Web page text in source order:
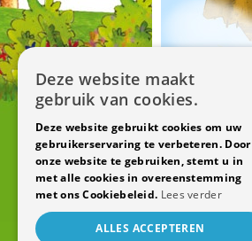
Deze website maakt
gebruik van cookies.
Deze website gebruikt cookies om uw
gebruikerservaring te verbeteren. Door
onze website te gebruiken, stemt u in
met alle cookies in overeenstemming
met ons Cookiebeleid. Lees verder
ALLES ACCEPTEREN